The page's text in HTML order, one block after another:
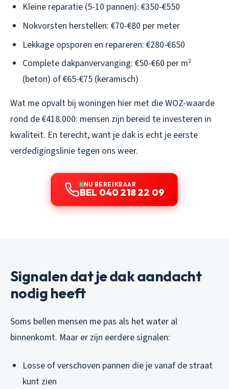
Kleine reparatie (5-10 pannen): €350-€550
Nokvorsten herstellen: €70-€80 per meter
Lekkage opsporen en repareren: €280-€650
Complete dakpanvervanging: €50-€60 per m²
(beton) of €65-€75 (keramisch)
Wat me opvalt bij woningen hier met die WOZ-waarde
rond de €418.000: mensen zijn bereid te investeren in
kwaliteit. En terecht, want je dak is echt je eerste
verdedigingslinie tegen ons weer.
NU BEREIKBAAR
BEL 040 218 22 09
Signalen dat je dak aandacht
nodig heeft
Soms bellen mensen me pas als het water al
binnenkomt. Maar er zijn eerdere signalen:
Losse of verschoven pannen die je vanaf de straat
kunt zien